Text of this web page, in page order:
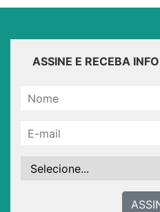
ASSINE E RECEBA